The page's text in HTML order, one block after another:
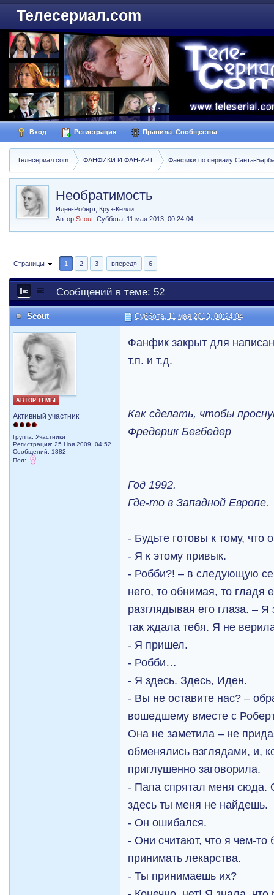
Телесериал.com
Вход Регистрация Правила_Сообщества
Телесериал.com ФАНФИКИ И ФАН-АРТ Фанфики по сериалу Санта-
Необратимость
Иден-Роберт, Круз-Келли
АвторScout ,Суббота, 11 мая 2013, 00:24:04
Страницы 1 2 3 вперед» 6
Сообщений в теме: 52
Scout Суббота, 11 мая 2013, 00:24:04
АВТОР ТЕМЫ
Активный участник
Группа: Участники
Регистрация: 25 Ноя 2009, 04:52
Сообщений: 1882
Пол:
Фанфик закрыт для
т.п. и т.д.
Как сделать, чтобы
Фредерик Бегбедер
Год 1992.
Где-то в Западной Европе.
- Будьте готовы к тому, что
- Я к этому привык.
- Робби?! – в следующую
него, то обнимая, то гладя
разглядывая его глаза. –
так ждала тебя. Я не
- Я пришел.
- Робби…
- Я здесь. Здесь, Иден.
- Вы не оставите нас? –
вошедшему вместе с
Она не заметила – не
обменялись взглядами, и,
приглушенно заговорила.
- Папа спрятал меня сюда.
здесь ты меня не найдешь.
- Он ошибался.
- Они считают, что я чем-то
принимать лекарства.
- Ты принимаешь их?